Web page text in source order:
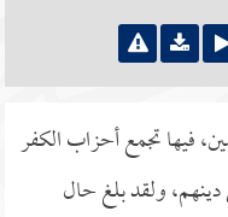
فيها تجمع أحزاب الكفر
ولقد بلغ حال